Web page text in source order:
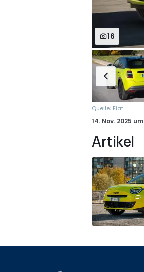
16
Quelle: Fiat
14. Nov. 2025 um
Artikel